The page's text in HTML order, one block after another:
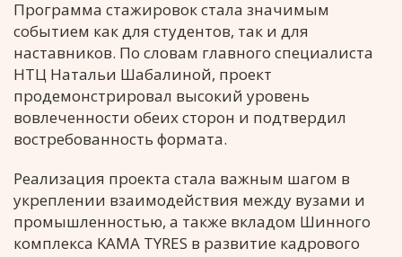
Программа стажировок стала значимым
событием как для студентов, так и для
наставников. По словам главного специалиста
НТЦ Натальи Шабалиной, проект
продемонстрировал высокий уровень
вовлеченности обеих сторон и подтвердил
востребованность формата.
Реализация проекта стала важным шагом в
укреплении взаимодействия между вузами и
промышленностью, а также вкладом Шинного
комплекса KAMA TYRES в развитие кадрового